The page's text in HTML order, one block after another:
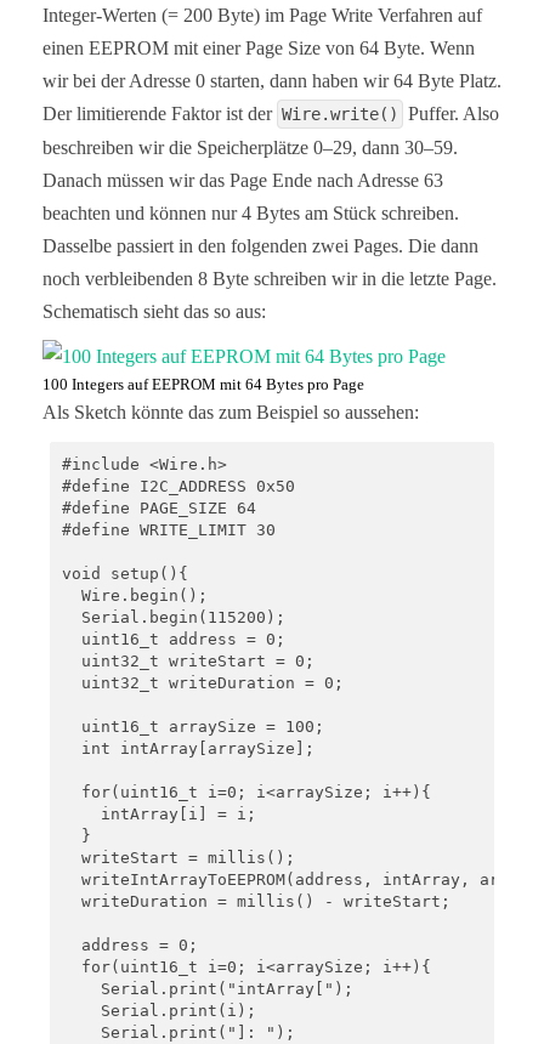
Integer-Werten (= 200 Byte) im Page Write Verfahren auf
einen EEPROM mit einer Page Size von 64 Byte. Wenn
wir bei der Adresse 0 starten, dann haben wir 64 Byte Platz.
Der limitierende Faktor ist der Wire.write()
Puffer. Also
beschreiben wir die Speicherplätze 0–29, dann 30–59.
Danach müssen wir das Page Ende nach Adresse 63
beachten und können nur 4 Bytes am Stück schreiben.
Dasselbe passiert in den folgenden zwei Pages. Die dann
noch verbleibenden 8 Byte schreiben wir in die letzte Page.
Schematisch sieht das so aus:
100 Integers auf EEPROM mit 64 Bytes pro Page
Als Sketch könnte das zum Beispiel so aussehen:
#include <Wire.h>
#define I2C_ADDRESS 0x50
#define PAGE_SIZE 64
#define WRITE_LIMIT 30
void setup(){
  Wire.begin();
  Serial.begin(115200);
  uint16_t address = 0;
  uint32_t writeStart = 0;
  uint32_t writeDuration = 0;
  uint16_t arraySize = 100;
  int intArray[arraySize];
  for(uint16_t i=0; i<arraySize; i++){
    intArray[i] = i;
  }
  writeStart = millis();
writeIntArrayToEEPROM(address, intArray,
  writeDuration = millis() - writeStart;
  address = 0;
  for(uint16_t i=0; i<arraySize; i++){
    Serial.print("intArray[");
    Serial.print(i);
    Serial.print("]: ");